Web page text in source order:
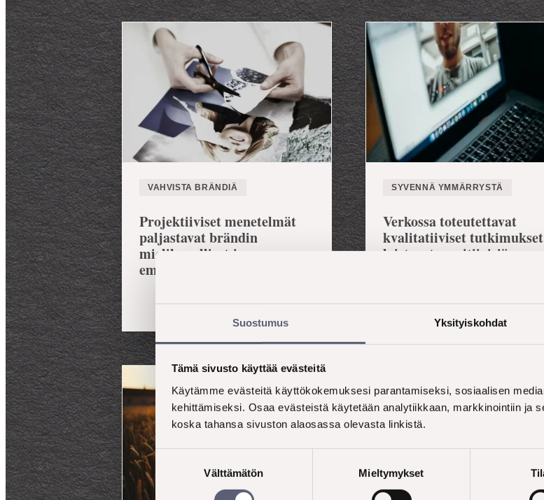
Suostumus Yksityiskohdat
Tämä sivusto käyttää evästeitä
Käytämme evästeitä käyttökokemuksesi parantamiseksi, sosiaalisen
kehittämiseksi. Osaa evästeistä käytetään analytiikkaan, markkinointiin ja
koska tahansa sivuston alaosassa olevasta linkistä.
Suostumuksen
valinta
Välttämätön Mieltymykset
VAHVISTA BRÄNDIÄ
Projektiiviset menetelmät
paljastavat brändin
mielikuvalliset ja
emotionaaliset teemat
SYVENNÄ YMMÄRRYSTÄ
Verkossa toteutettavat
kvalitatiiviset tutkimukset
loistavat sensitiivisiä